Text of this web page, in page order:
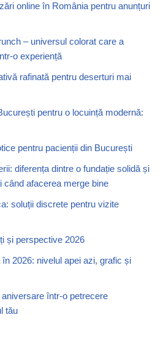
online în România pentru anunțuri
– universul colorat care a
o experiență
rafinată pentru deserturi mai
pentru o locuință modernă:
pentru pacienții din București
diferența dintre o fundație solidă și
afacerea merge bine
soluții discrete pentru vizite
și perspective 2026
2026: nivelul apei azi, grafic și
într-o petrecere
tău